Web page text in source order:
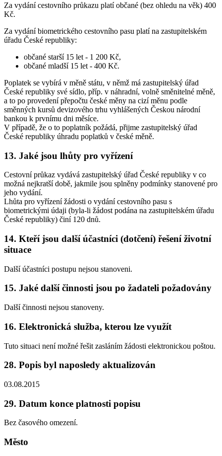
Za vydání cestovního průkazu platí občané (bez ohledu na věk) 400
Kč.
Za vydání biometrického cestovního pasu platí na zastupitelském
úřadu České republiky:
občané starší 15 let - 1 200 Kč,
občané mladší 15 let - 400 Kč.
Poplatek se vybírá v měně státu, v němž má zastupitelský úřad
České republiky své sídlo, příp. v náhradní, volně směnitelné měně,
a to po provedení přepočtu české měny na cizí měnu podle
směnných kursů devizového trhu vyhlášených Českou národní
bankou k prvnímu dni měsíce.
V případě, že o to poplatník požádá, přijme zastupitelský úřad
České republiky úhradu poplatků v české měně.
13. Jaké jsou lhůty pro vyřízení
Cestovní průkaz vydává zastupitelský úřad České republiky v co
možná nejkratší době, jakmile jsou splněny podmínky stanovené pro
jeho vydání.
Lhůta pro vyřízení žádosti o vydání cestovního pasu s
biometrickými údaji (byla-li žádost podána na zastupitelském úřadu
České republiky) činí 120 dnů.
14. Kteří jsou další účastníci (dotčení) řešení životní
situace
Další účastníci postupu nejsou stanoveni.
15. Jaké další činnosti jsou po žadateli požadovány
Další činnosti nejsou stanoveny.
16. Elektronická služba, kterou lze využít
Tuto situaci není možné řešit zasláním žádosti elektronickou poštou.
28. Popis byl naposledy aktualizován
03.08.2015
29. Datum konce platnosti popisu
Bez časového omezení.
Město